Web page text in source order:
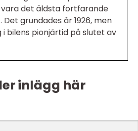
det äldsta fortfarande
grundades år 1926, men
bilens pionjärtid på slutet av
inlägg här